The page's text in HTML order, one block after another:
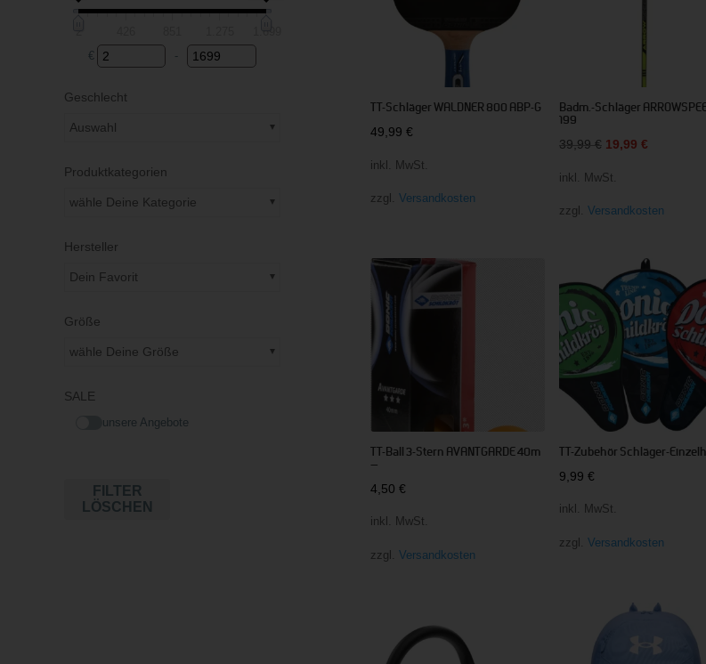
€
Minimum Price
-
Maximum Price
Geschlecht
Auswahl
Produktkategorien
wähle Deine Kategorie
Hersteller
Dein Favorit
Größe
wähle Deine Größe
SALE
unsere Angebote
FILTER
LÖSCHEN
TT-Schläger WALDNER 800 ABP-G
49,99€
inkl. MwSt.
zzgl.Versandkosten
Badm.-Schläger
199
39,99 € Ursprünglicher
39,99 €
19,99 €
19,99 €.
inkl. MwSt.
zzgl. Versandkosten
TT-Ball 3-Stern AVANTGARDE 40m
–
4,50€
inkl. MwSt.
zzgl.Versandkosten
TT-Zubehör Schläger-
9,99 €
inkl. MwSt.
zzgl. Versandkosten